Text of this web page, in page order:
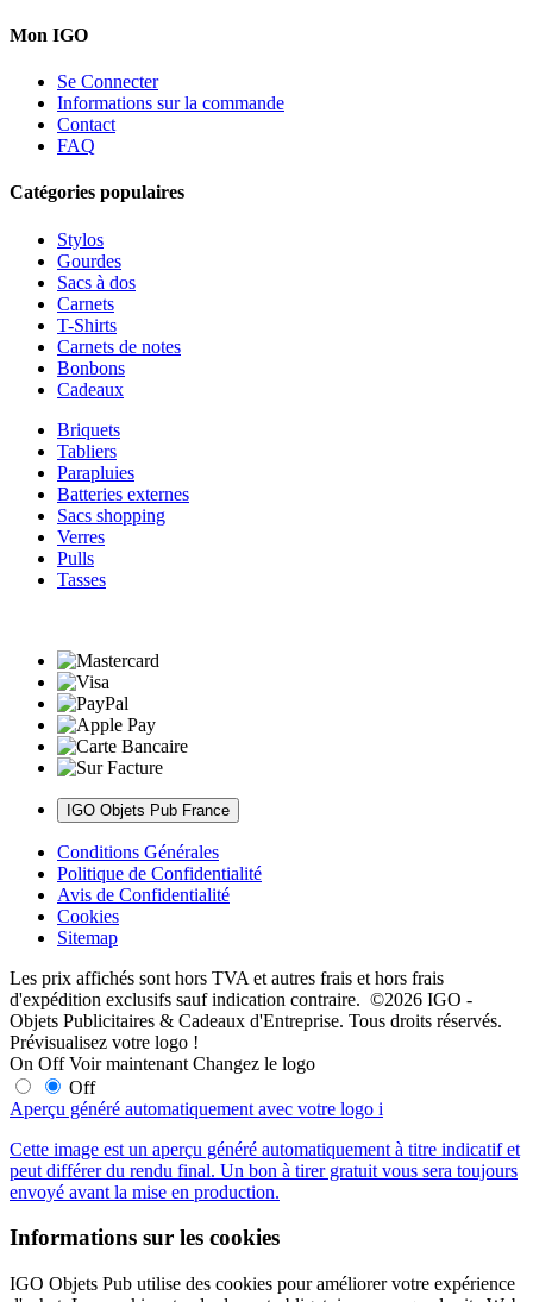
Mon IGO
Se Connecter
Informations sur la commande
Contact
FAQ
Catégories populaires
Stylos
Gourdes
Sacs à dos
Carnets
T-Shirts
Carnets de notes
Bonbons
Cadeaux
Briquets
Tabliers
Parapluies
Batteries externes
Sacs shopping
Verres
Pulls
Tasses
IGO Objets Pub France
Conditions Générales
Politique de Confidentialité
Avis de Confidentialité
Cookies
Sitemap
Les prix affichés sont hors TVA et autres frais et hors frais
d'expédition exclusifs sauf indication contraire. ©2026 IGO -
Objets Publicitaires & Cadeaux d'Entreprise. Tous droits réservés.
Prévisualisez votre logo !
On Off Voir maintenant Changez le logo
Off
Aperçu généré automatiquement avec votre logo i
Cette image est un aperçu généré automatiquement à titre indicatif et
peut différer du rendu final. Un bon à tirer gratuit vous sera toujours
envoyé avant la mise en production.
Informations sur les cookies
IGO Objets Pub utilise des cookies pour améliorer votre expérience